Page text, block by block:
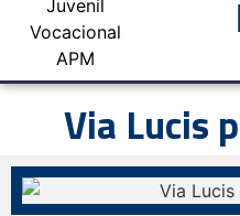
Via Lucis